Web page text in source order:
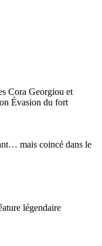
Cora Georgiou et
Évasion du fort
mais coincé dans le
légendaire